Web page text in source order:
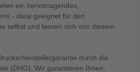
ein hervorragendes,
- ideal geeignet für den
selbst und lassen sich von diesem
durch die
(DHG), Wir garantieren Ihnen,